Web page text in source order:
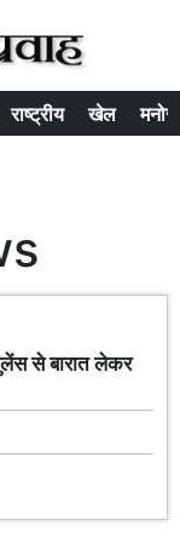
राष्ट्रीय खेल
से बारात लेकर